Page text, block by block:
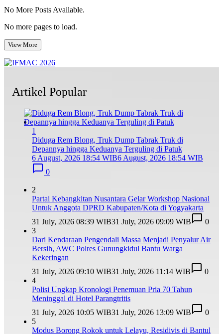
No More Posts Available.
No more pages to load.
View More
Artikel Popular
1
Diduga Rem Blong, Truk Dump Tabrak Truk di
Depannya hingga Keduanya Terguling di Patuk
6 August, 2026 18:54 WIB6 August, 2026 18:54 WIB
0
2
Partai Kebangkitan Nusantara Gelar Workshop Nasional
Untuk Anggota DPRD Kabupaten/Kota di Yogyakarta
31 July, 2026 08:39 WIB31 July, 2026 09:09 WIB
0
3
Dari Kendaraan Pengendali Massa Menjadi Penyalur Air
Bersih, AWC Polres Gunungkidul Bantu Warga
Kekeringan
31 July, 2026 09:10 WIB31 July, 2026 11:14 WIB
0
4
Polisi Ungkap Kronologi Penemuan Pria 70 Tahun
Meninggal di Hotel Parangtritis
31 July, 2026 10:05 WIB31 July, 2026 13:09 WIB
0
5
Modus Borong Rokok untuk Lelayu, Residivis di Bantul